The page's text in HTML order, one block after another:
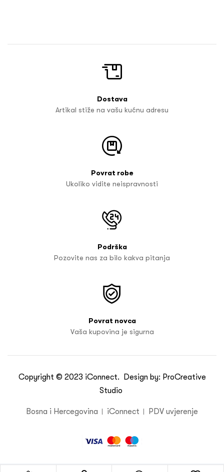
Dostava
Artikal stiže na vašu kućnu adresu
Povrat robe
Ukoliko vidite neispravnosti
Podrška
Pozovite nas za bilo kakva pitanja
Povrat novca
Vaša kupovina je sigurna
Copyright © 2023 iConnect. Design by: ProCreative
Studio
Bosna i Hercegovina iConnect PDV uvjerenje